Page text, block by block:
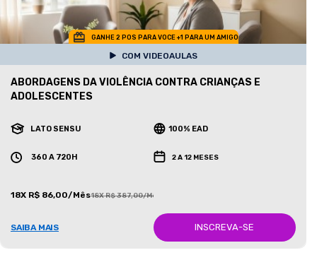
GANHE 2 POS PARA VOCE +1 PARA UM AMIGO
COM VIDEOAULAS
ABORDAGENS DA VIOLÊNCIA CONTRA CRIANÇAS E
ADOLESCENTES
LATO SENSU 100% EAD
360 A 720H 2 A 12 MESES
18X R$ 86,00/Mês18X R$ 387,00/Mês
SAIBA MAIS INSCREVA-SE